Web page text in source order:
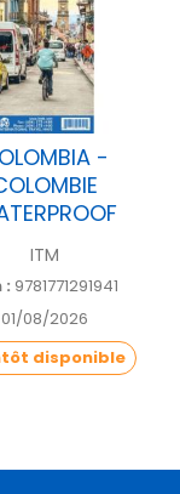
-
ITM
: 9781771291941
01/08/2026
disponible